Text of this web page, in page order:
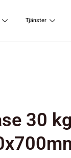
Tjänster
30 kg